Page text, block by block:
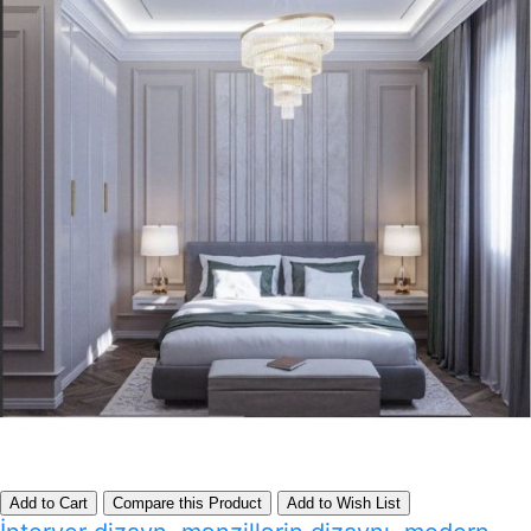
Add to Cart Compare this Product Add to Wish List